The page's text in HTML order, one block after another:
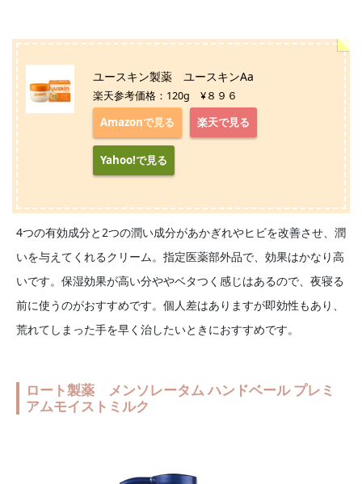
ユースキン製薬 ユースキンAa
楽天参考価格：120g ¥８９６
Amazonで見る 楽天で見る
Yahoo!で見る
4つの有効成分と2つの潤い成分があかぎれやヒビを改善させ、潤
いを与えてくれるクリーム。指定医薬部外品で、効果はかなり高
いです。保湿効果が高い分ややベタつく感じはあるので、夜寝る
前に使うのがおすすめです。個人差はありますが即効性もあり、
荒れてしまった手を早く治したいときにおすすめです。
ロート製薬 メンソレータム ハンドベール プレミ
アムモイストミルク